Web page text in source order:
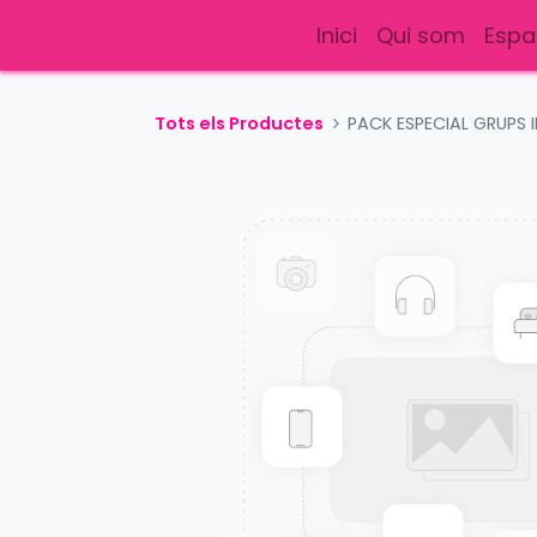
Inici Qui som
Tots els Productes PACK ESPECIAL GRUPS